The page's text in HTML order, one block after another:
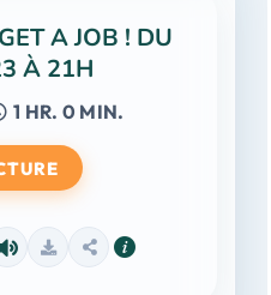
A JOB ! DU
À 21H
1 HR. 0 MIN.